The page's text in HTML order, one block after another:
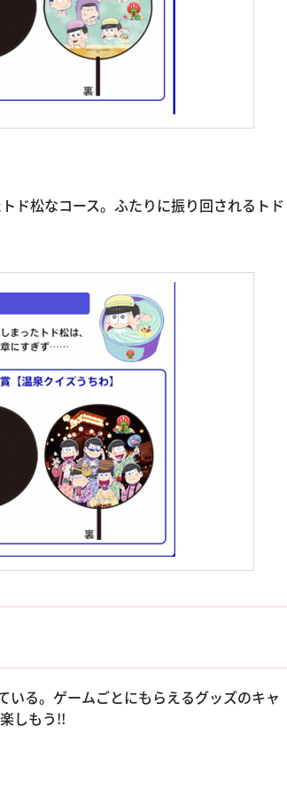
ド松なコース。ふたりに振り回されるトド
る。ゲームごとにもらえるグッズのキャ
しもう!!